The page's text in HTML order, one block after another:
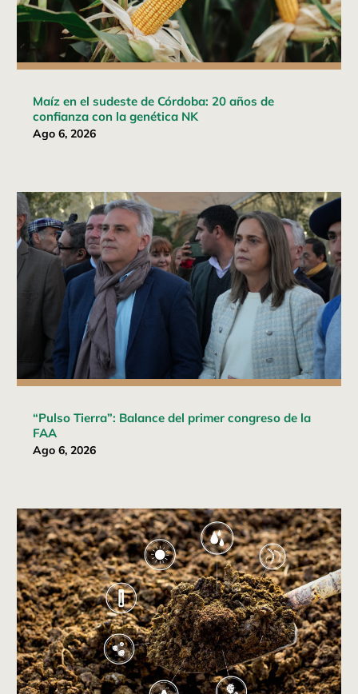
Maíz en el sudeste de Córdoba: 20 años de
confianza con la genética NK
Ago 6, 2026
“Pulso Tierra”: Balance del primer congreso de la
FAA
Ago 6, 2026